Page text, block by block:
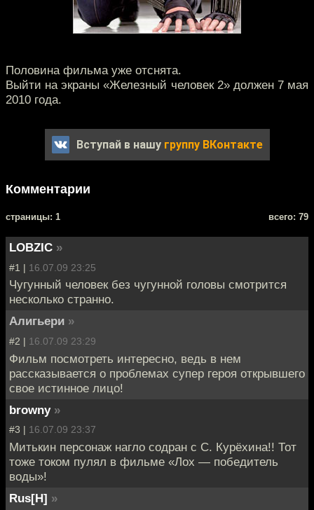
Половина фильма уже отснята.
Выйти на экраны «Железный человек 2» должен 7 мая
2010 года.
Вступай в нашу группу ВКонтакте
Комментарии
cтраницы: 1 всего: 79
LOBZIC »
#1 | 16.07.09 23:25
Чугунный человек без чугунной головы смотрится
несколько странно.
Алигьери »
#2 | 16.07.09 23:29
Фильм посмотреть интересно, ведь в нем
рассказывается о проблемах супер героя открывшего
свое истинное лицо!
browny »
#3 | 16.07.09 23:37
Митькин персонаж нагло содран с С. Курёхина!! Тот
тоже током пулял в фильме «Лох — победитель
воды»!
Rus[H] »